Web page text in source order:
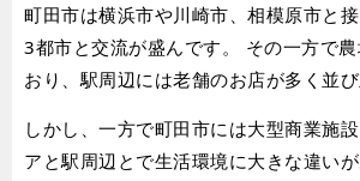
町田市は横浜市や川崎市、相模原市と
3都市と交流が盛んです。 その一方で
おり、駅周辺には老舗のお店が多く並び
しかし、一方で町田市には大型商業施
アと駅周辺とで生活環境に大きな違い